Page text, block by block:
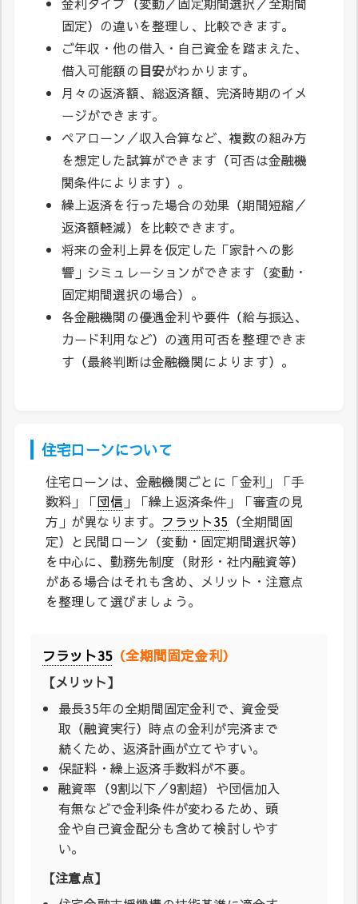
固定）の違いを整理し、比較できます。
ご年収・他の借入・自己資金を踏まえた、
借入可能額の目安がわかります。
月々の返済額、総返済額、完済時期のイメ
ージができます。
ペアローン／収入合算など、複数の組み方
を想定した試算ができます（可否は金融機
関条件によります）。
繰上返済を行った場合の効果（期間短縮／
返済額軽減）を比較できます。
将来の金利上昇を仮定した「家計への影
響」シミュレーションができます（変動・
固定期間選択の場合）。
各金融機関の優遇金利や要件（給与振込、
カード利用など）の適用可否を整理できま
す（最終判断は金融機関によります）。
住宅ローンについて
住宅ローンは、金融機関ごとに「金利」「手
数料」「団信」「繰上返済条件」「審査の見
方」が異なります。 フラット35 （全期間固
定）と民間ローン（変動・固定期間選択等）
を中心に、勤務先制度（財形・社内融資等）
がある場合はそれも含め、メリット・注意点
を整理して選びましょう。
フラット35（全期間固定金利）
【メリット】
最長35年の全期間固定金利で、資金受
取（融資実行）時点の金利が完済まで
続くため、返済計画が立てやすい。
保証料・繰上返済手数料が不要。
融資率（9割以下／9割超）や団信加入
有無などで金利条件が変わるため、頭
金や自己資金配分も含めて検討しやす
い。
【注意点】